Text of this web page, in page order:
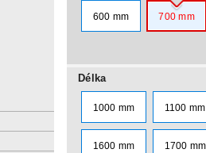
600 mm 700 mm
Délka
1000 mm 1100 mm
1600 mm 1700 mm